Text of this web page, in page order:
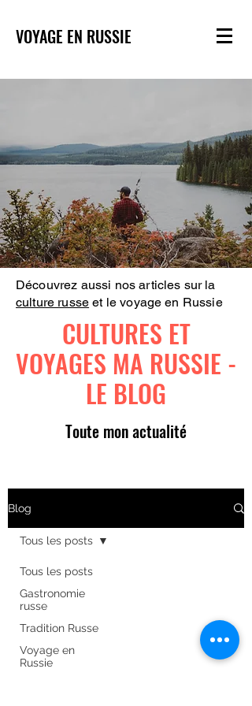
VOYAGE EN RUSSIE
Découvrez aussi nos articles sur la
culture russe et le voyage en Russie
CULTURES ET
VOYAGES MA RUSSIE -
LE BLOG
Toute mon actualité
Blog
Tous les posts
Gastronomie
russe
Tradition Russe
Voyage en
Russie
Tous les posts